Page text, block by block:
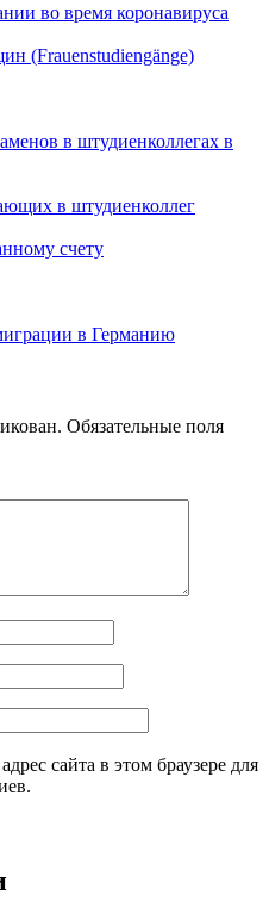
во время коронавируса
(Frauenstudiengänge)
в штудиенколлегах в
в штудиенколлег
счету
в Германию
Обязательные поля
сайта в этом браузере для